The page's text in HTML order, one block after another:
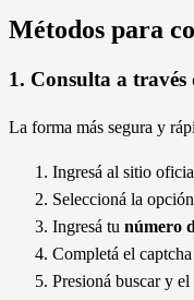
Métodos para
1. Consulta a
La forma más segura y
Ingresá al sitio
Seleccioná la opción
Ingresá tu número
Completá el
Presioná buscar y